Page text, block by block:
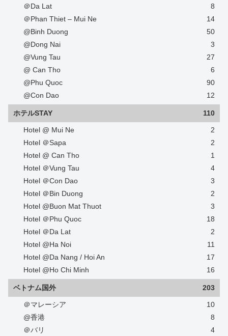
＠Da Lat
8
＠Phan Thiet – Mui Ne
14
@Binh Duong
50
@Dong Nai
3
@Vung Tau
27
@ Can Tho
6
@Phu Quoc
90
@Con Dao
12
ホテルSTAY 110
Hotel @ Mui Ne
2
Hotel ＠Sapa
2
Hotel @ Can Tho
1
Hotel ＠Vung Tau
4
Hotel ＠Con Dao
3
Hotel ＠Bin Duong
2
Hotel @Buon Mat Thuot
3
Hotel ＠Phu Quoc
18
Hotel ＠Da Lat
2
Hotel @Ha Noi
11
Hotel @Da Nang / Hoi An
17
Hotel @Ho Chi Minh
16
ベトナム国外 203
＠マレーシア
10
@香港
8
＠バリ
4